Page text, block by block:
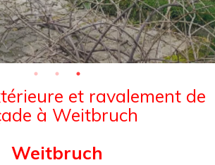
et ravalement de
à Weitbruch
Weitbruch